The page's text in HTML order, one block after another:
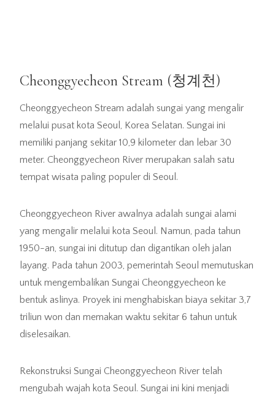
Cheonggyecheon Stream (청계천)
Cheonggyecheon Stream adalah sungai yang mengalir
melalui pusat kota Seoul, Korea Selatan. Sungai ini
memiliki panjang sekitar 10,9 kilometer dan lebar 30
meter. Cheonggyecheon River merupakan salah satu
tempat wisata paling populer di Seoul.
Cheonggyecheon River awalnya adalah sungai alami
yang mengalir melalui kota Seoul. Namun, pada tahun
1950-an, sungai ini ditutup dan digantikan oleh jalan
layang. Pada tahun 2003, pemerintah Seoul memutuskan
untuk mengembalikan Sungai Cheonggyecheon ke
bentuk aslinya. Proyek ini menghabiskan biaya sekitar 3,7
triliun won dan memakan waktu sekitar 6 tahun untuk
diselesaikan.
Rekonstruksi Sungai Cheonggyecheon River telah
mengubah wajah kota Seoul. Sungai ini kini menjadi